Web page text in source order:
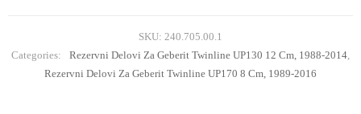
SKU: 240.705.00.1
Categories:
Rezervni Delovi Za Geberit Twinline UP130 12 Cm, 1988-2014,
Rezervni Delovi Za Geberit Twinline UP170 8 Cm, 1989-2016